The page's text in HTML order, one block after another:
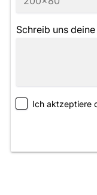
Schreib uns
Ich aktzeptiere